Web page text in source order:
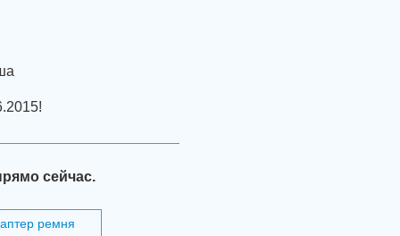
сейчас.
ремня